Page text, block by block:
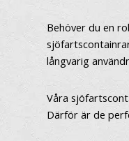
Behöver du en
långvarig
Våra
Därför är de